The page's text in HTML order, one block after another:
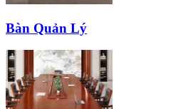
Bàn Quản Lý